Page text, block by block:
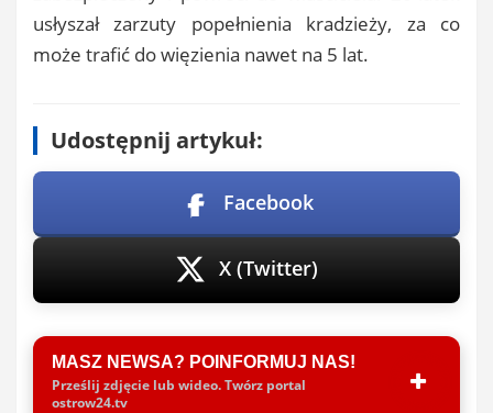
usłyszał zarzuty popełnienia kradzieży, za co
może trafić do więzienia nawet na 5 lat.
Udostępnij artykuł:
Facebook
X (Twitter)
MASZ NEWSA? POINFORMUJ NAS!
Prześlij zdjęcie lub wideo. Twórz portal
ostrow24.tv